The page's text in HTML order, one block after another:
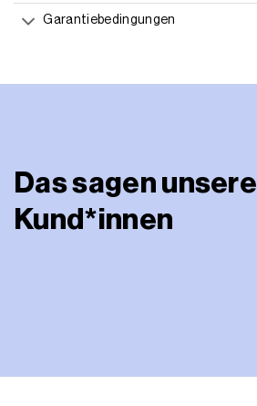
Garantiebedingungen
Das sagen unsere
Kund*innen